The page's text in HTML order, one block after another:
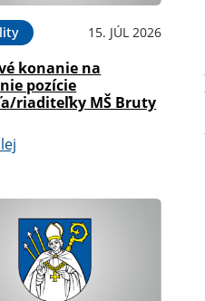
15. JÚL 2026
konanie na
pozície
riaditeľky MŠ Bruty